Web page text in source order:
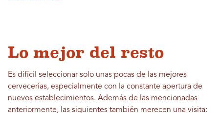
Lo mejor del resto
Es difícil seleccionar solo unas pocas de las mejores
cervecerías, especialmente con la constante apertura de
nuevos establecimientos. Además de las mencionadas
anteriormente, las siguientes también merecen una visita: